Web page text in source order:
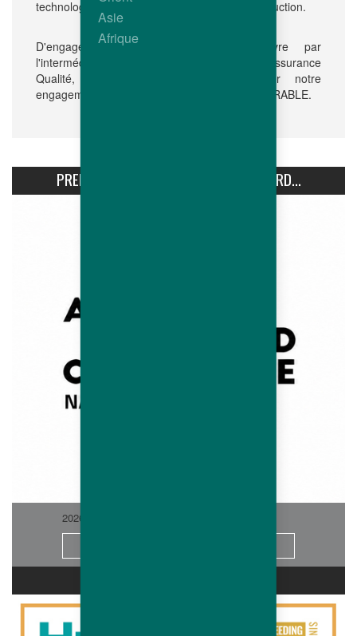
technologies utilisées en sélection et en reproduction.
D'engagement volontaire, mis en œuvre par
l'intermédiaire de notre démarche globale d'assurance
Qualité, cette
vient confirmer notre
engagement dans une logique de sélection DURABLE.
PREMIÈRE CONFÉRENCE AVIPRO HUBBARD...
2026-06
Asie
Afrique